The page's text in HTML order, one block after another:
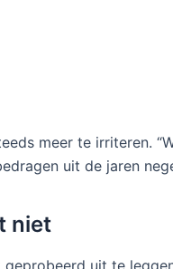
meer te irriteren.
uit de jaren
niet
uit te